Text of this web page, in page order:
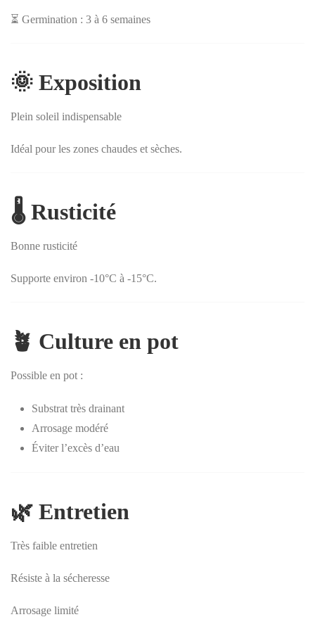
⏳ Germination : 3 à 6 semaines
🌞 Exposition
Plein soleil indispensable
Idéal pour les zones chaudes et sèches.
🌡️ Rusticité
Bonne rusticité
Supporte environ -10°C à -15°C.
🪴 Culture en pot
Possible en pot :
Substrat très drainant
Arrosage modéré
Éviter l’excès d’eau
🌿 Entretien
Très faible entretien
Résiste à la sécheresse
Arrosage limité